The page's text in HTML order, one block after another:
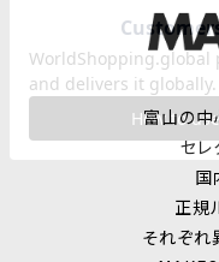
富山の中
セレ
国
正規
それぞれ